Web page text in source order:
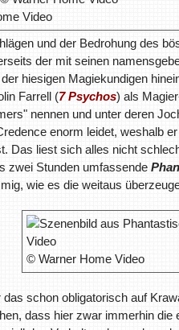
Video
und der Bedrohung des
der mit seinen
hiesigen Magiekundigen
Farrell (7 Psychos) als
nennen und unter deren
enorm leidet, weshalb
Das liest sich alles nicht
zwei Stunden umfassende
wie es die weitaus
© Warner Home Video
das schon obligatorisch auf
dass hier zwar immerhin